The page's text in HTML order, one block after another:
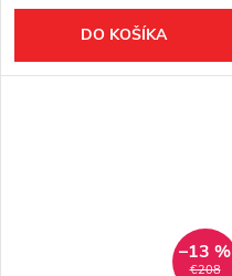
DO KOŠÍKA
€208
–13 %